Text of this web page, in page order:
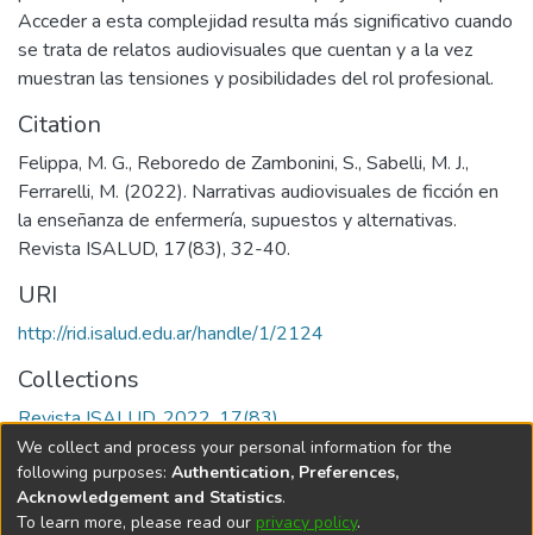
Acceder a esta complejidad resulta más significativo cuando
se trata de relatos audiovisuales que cuentan y a la vez
muestran las tensiones y posibilidades del rol profesional.
Citation
Felippa, M. G., Reboredo de Zambonini, S., Sabelli, M. J.,
Ferrarelli, M. (2022). Narrativas audiovisuales de ficción en
la enseñanza de enfermería, supuestos y alternativas.
Revista ISALUD, 17(83), 32-40.
URI
http://rid.isalud.edu.ar/handle/1/2124
Collections
Revista ISALUD, 2022, 17(83)
Full item page
We collect and process your personal information for the
following purposes: Authentication, Preferences,
Acknowledgement and Statistics.
To learn more, please read our privacy policy.